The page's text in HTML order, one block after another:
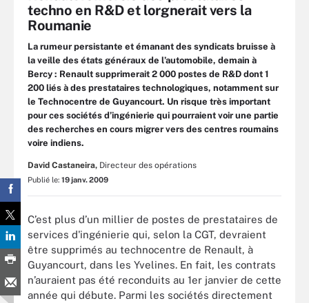
techno en R&D et lorgnerait vers la
Roumanie
La rumeur persistante et émanant des syndicats bruisse à
la veille des états généraux de l’automobile, demain à
Bercy : Renault supprimerait 2 000 postes de R&D dont 1
200 liés à des prestataires technologiques, notamment sur
le Technocentre de Guyancourt. Un risque très important
pour ces sociétés d’ingénierie qui pourraient voir une partie
des recherches en cours migrer vers des centres roumains
voire indiens.
David Castaneira, Directeur des opérations
Publié le: 19 janv. 2009
C’est plus d’un millier de postes de prestataires de
services d'ingénierie qui, selon la CGT, devraient
être supprimés au technocentre de Renault, à
Guyancourt, dans les Yvelines. En fait, les contrats
n’auraient pas été reconduits au 1er janvier de cette
année qui débute. Parmi les sociétés directement